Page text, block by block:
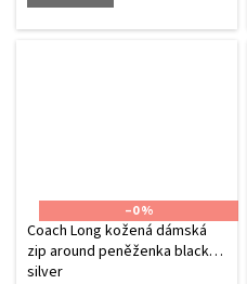
–0 %
Coach Long kožená dámská
zip around peněženka black
silver